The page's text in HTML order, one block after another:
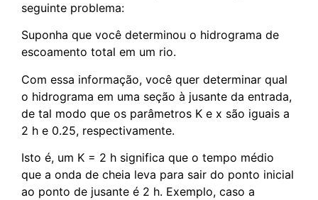
seguinte problema:
Suponha que você determinou o hidrograma de
escoamento total em um rio.
Com essa informação, você quer determinar qual
o hidrograma em uma seção à jusante da entrada,
de tal modo que os parâmetros K e x são iguais a
2 h e 0.25, respectivamente.
Isto é, um K = 2 h significa que o tempo médio
que a onda de cheia leva para sair do ponto inicial
ao ponto de jusante é 2 h. Exemplo, caso a